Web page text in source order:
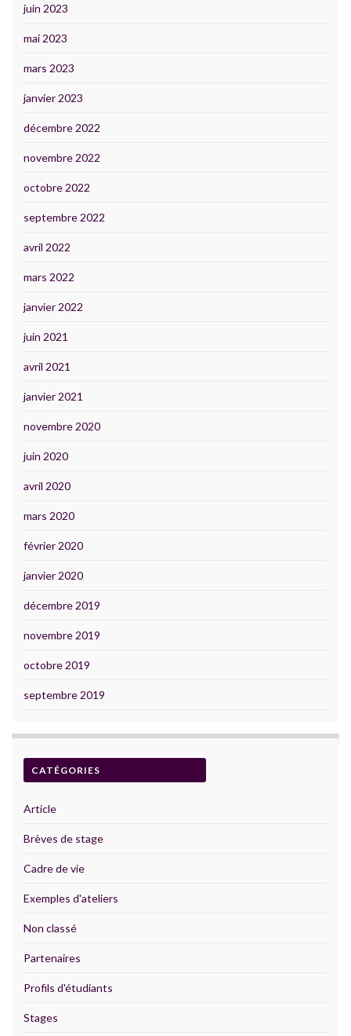
juin 2023
mai 2023
mars 2023
janvier 2023
décembre 2022
novembre 2022
octobre 2022
septembre 2022
avril 2022
mars 2022
janvier 2022
juin 2021
avril 2021
janvier 2021
novembre 2020
juin 2020
avril 2020
mars 2020
février 2020
janvier 2020
décembre 2019
novembre 2019
octobre 2019
septembre 2019
CATÉGORIES
Article
Brèves de stage
Cadre de vie
Exemples d'ateliers
Non classé
Partenaires
Profils d'étudiants
Stages